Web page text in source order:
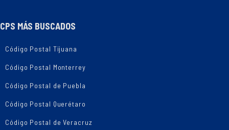
CPS MÁS BUSCADOS
Código Postal Tijuana
Código Postal Monterrey
Código Postal de Puebla
Código Postal Querétaro
Código Postal de Veracruz